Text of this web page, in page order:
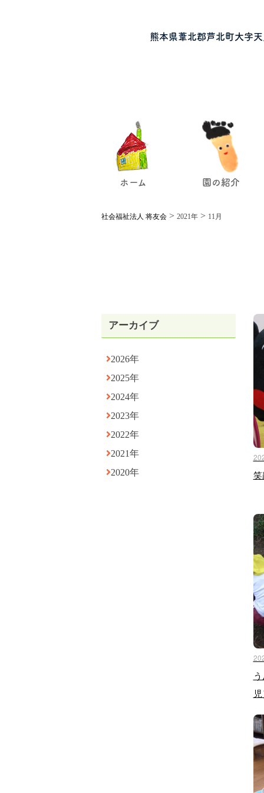
熊本県葦北郡芦北町大字
ホーム 園の紹介
社会福祉法人 将友会 > 2021年 > 11月
アーカイブ
2026年
2025年
2024年
2023年
2022年
2021年
2020年
笑